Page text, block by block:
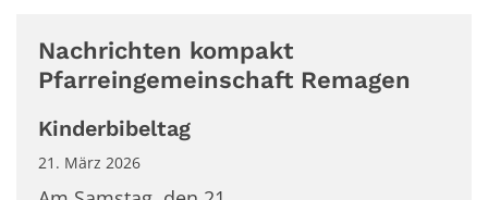
Nachrichten kompakt
Pfarreingemeinschaft Remagen
Kinderbibeltag
21. März 2026